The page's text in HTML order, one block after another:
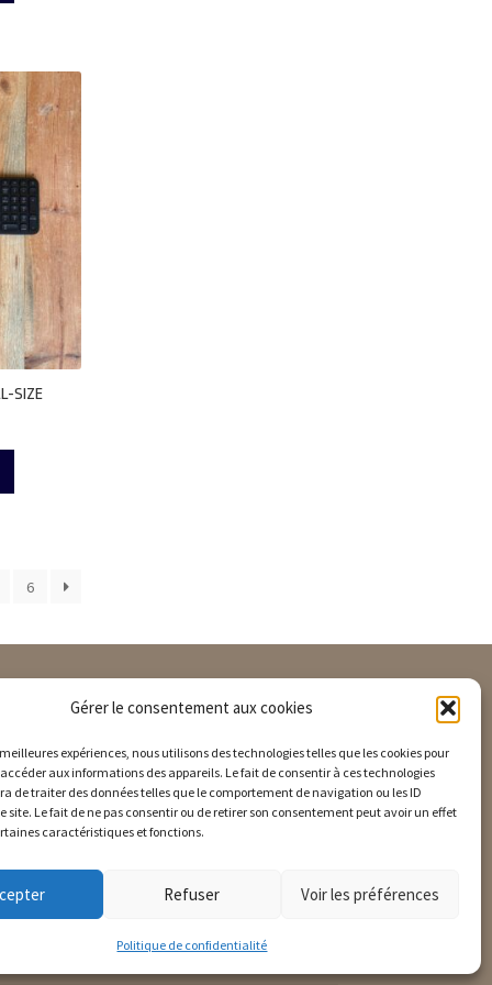
Gérer le consentement aux cookies
expériences, nous utilisons des technologies telles que les cookies pour
aux informations des appareils. Le fait de consentir à ces technologies
de traiter des données telles que le comportement de navigation ou les ID
site. Le fait de ne pas consentir ou de retirer son consentement peut avoir un effet
caractéristiques et fonctions.
Refuser Voir les préférences
Politique de confidentialité
SIZE
6
Informations
Questions fréquentes
Nos mentions légales
Demande SAV